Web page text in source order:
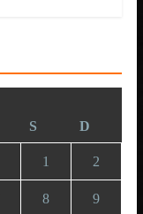
S D
1 2
8 9